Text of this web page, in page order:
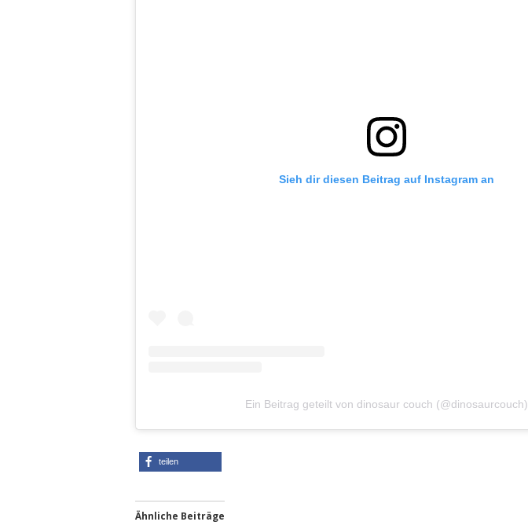
Sieh dir diesen Beitrag auf Instagram an
Ein Beitrag geteilt von dinosaur couch (@dinosaurcouch)
teilen
Ähnliche Beiträge